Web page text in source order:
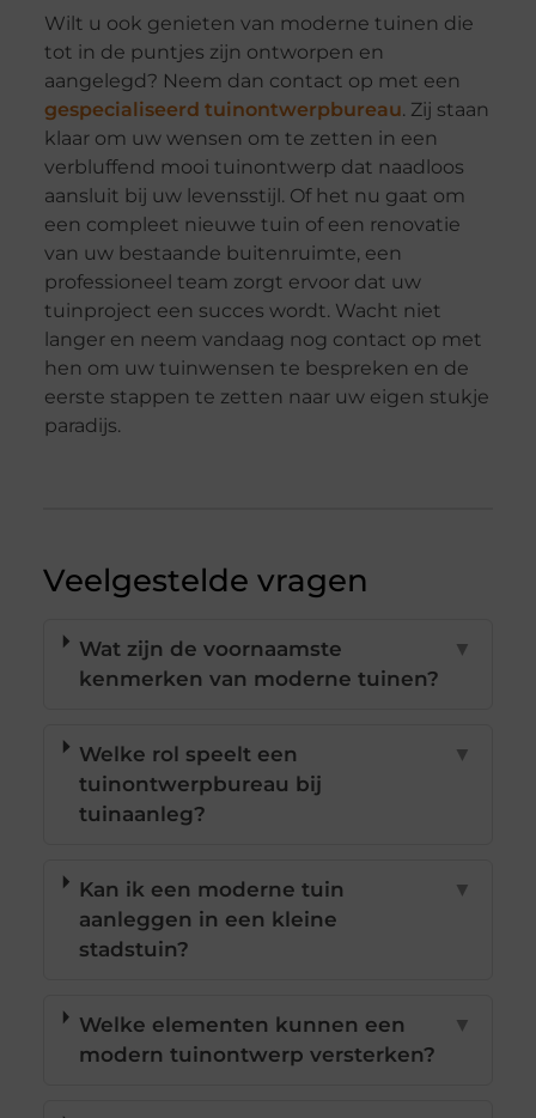
Wilt u ook genieten van moderne tuinen die
tot in de puntjes zijn ontworpen en
aangelegd? Neem dan contact op met een
gespecialiseerd tuinontwerpbureau. Zij staan
klaar om uw wensen om te zetten in een
verbluffend mooi tuinontwerp dat naadloos
aansluit bij uw levensstijl. Of het nu gaat om
een compleet nieuwe tuin of een renovatie
van uw bestaande buitenruimte, een
professioneel team zorgt ervoor dat uw
tuinproject een succes wordt. Wacht niet
langer en neem vandaag nog contact op met
hen om uw tuinwensen te bespreken en de
eerste stappen te zetten naar uw eigen stukje
paradijs.
Veelgestelde vragen
Wat zijn de voornaamste
kenmerken van moderne tuinen?
▼
Welke rol speelt een
tuinontwerpbureau bij
tuinaanleg?
▼
Kan ik een moderne tuin
aanleggen in een kleine
stadstuin?
▼
Welke elementen kunnen een
modern tuinontwerp versterken?
▼